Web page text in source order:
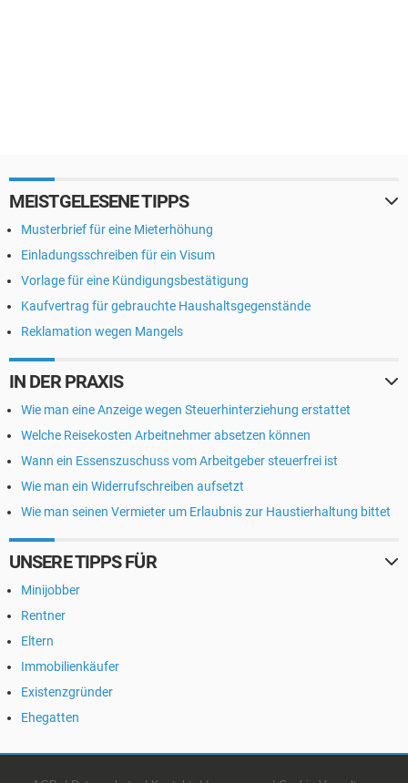
MEISTGELESENE TIPPS
Musterbrief für eine Mieterhöhung
Einladungsschreiben für ein Visum
Vorlage für eine Kündigungsbestätigung
Kaufvertrag für gebrauchte Haushaltsgegenstände
Reklamation wegen Mangels
IN DER PRAXIS
Wie man eine Anzeige wegen Steuerhinterziehung erstattet
Welche Reisekosten Arbeitnehmer absetzen können
Wann ein Essenszuschuss vom Arbeitgeber steuerfrei ist
Wie man ein Widerrufschreiben aufsetzt
Wie man seinen Vermieter um Erlaubnis zur Haustierhaltung bittet
UNSERE TIPPS FÜR
Minijobber
Rentner
Eltern
Immobilienkäufer
Existenzgründer
Ehegatten